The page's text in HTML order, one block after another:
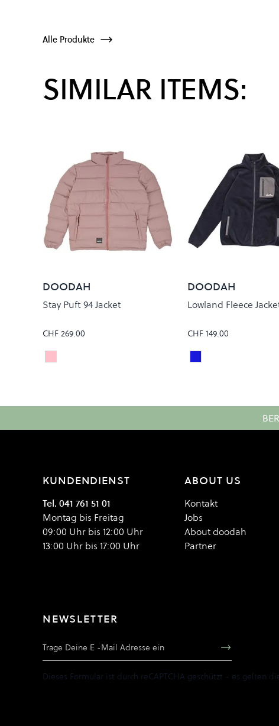
Alle Produkte
SIMILAR ITEMS:
DOODAH
Stay Puft 94 Jacket
CHF 269.00
Colour
Grey Ridge
DOODAH
Lowland Fleece
CHF 149.00
Colour
Navy
KUNDENDIENST
Tel. 041 761 51 01
Montag bis Freitag
09:00 Uhr bis 12:00 Uhr
13:00 Uhr bis 17:00 Uhr
ABOUT US
Kontakt
Jobs
About doodah
Partner
NEWSLETTER
Dieses Formular ist durch reCAPTCHA geschützt - es gelten